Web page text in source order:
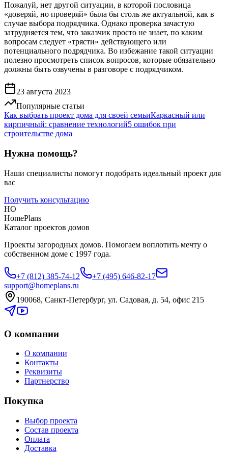
Пожалуй, нет другой ситуации, в которой пословица
«доверяй, но проверяй» была бы столь же актуальной, как в
случае выбора подрядчика. Однако проверка зачастую
затрудняется тем, что заказчик просто не знает, по каким
вопросам следует «трясти» действующего или
потенциального подрядчика. Во избежание такой ситуации
полезно просмотреть список вопросов, которые обязательно
должны быть озвучены в разговоре с подрядчиком.
23 августа 2023
Популярные статьи
Как выбрать проект дома для своей семьиКаркасный или
кирпичный: сравнение технологий5 ошибок при
строительстве дома
Нужна помощь?
Наши специалисты помогут подобрать идеальный проект для
вас
Получить консультацию
HO
HomePlans
Каталог проектов домов
Проекты загородных домов. Помогаем воплотить мечту о
собственном доме с 1997 года.
+7 (812) 385-74-12
+7 (495) 646-82-17
support@homeplans.ru
190068, Санкт-Петербург, ул. Садовая, д. 54, офис 215
О компании
О компании
Контакты
Реквизиты
Партнерство
Покупка
Выбор проекта
Состав проекта
Оплата
Доставка